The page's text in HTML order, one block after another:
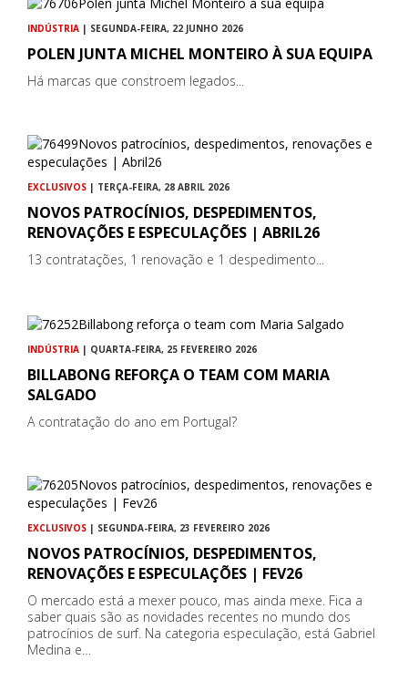
INDÚSTRIA | SEGUNDA-FEIRA, 22 JUNHO 2026
POLEN JUNTA MICHEL MONTEIRO À SUA EQUIPA
Há marcas que constroem legados...
EXCLUSIVOS | TERÇA-FEIRA, 28 ABRIL 2026
NOVOS PATROCÍNIOS, DESPEDIMENTOS,
RENOVAÇÕES E ESPECULAÇÕES | ABRIL26
13 contratações, 1 renovação e 1 despedimento...
INDÚSTRIA | QUARTA-FEIRA, 25 FEVEREIRO 2026
BILLABONG REFORÇA O TEAM COM MARIA
SALGADO
A contratação do ano em Portugal?
EXCLUSIVOS | SEGUNDA-FEIRA, 23 FEVEREIRO 2026
NOVOS PATROCÍNIOS, DESPEDIMENTOS,
RENOVAÇÕES E ESPECULAÇÕES | FEV26
O mercado está a mexer pouco, mas ainda mexe. Fica a
saber quais são as novidades recentes no mundo dos
patrocínios de surf. Na categoria especulação, está Gabriel
Medina e…